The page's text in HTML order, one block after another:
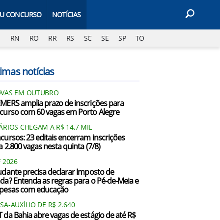
CONCURSO NOTÍCIAS
RN RO RR RS SC SE SP TO
notícias
EM OUTUBRO
amplia prazo de inscrições para
com 60 vagas em Porto Alegre
CHEGAM A R$ 14,7 MIL
23 editais encerram inscrições
2.800 vagas nesta quinta (7/8)
2026
precisa declarar Imposto de
Entenda as regras para o Pé-de-Meia e
com educação
AUXÍLIO DE R$ 2.640
da Bahia abre vagas de estágio de até R$